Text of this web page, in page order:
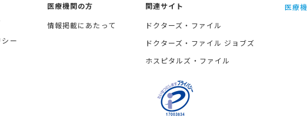
ー
医療機関の方
情報掲載にあたって
関連サイト
ドクターズ・ファイル
ドクターズ・ファイル ジョブズ
ホスピタルズ・ファイル
医療